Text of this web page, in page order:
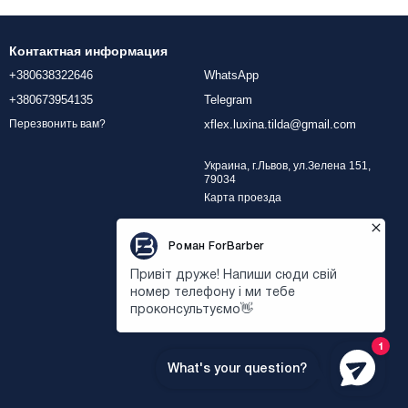
Контактная информация
+380638322646
+380673954135
Перезвонить вам?
WhatsApp
Telegram
xflex.luxina.tilda@gmail.com
Украина, г.Львов, ул.Зелена 151,
79034
Карта проезда